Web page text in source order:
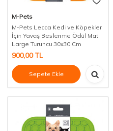
M-Pets
M-Pets Lecca Kedi ve Köpekler
İçin Yavaş Beslenme Ödül Matı
Large Turuncu 30x30 Cm
900,00TL
Sepete Ekle